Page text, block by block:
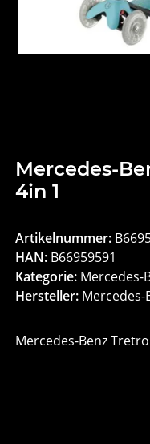
Mercedes-
4in 1
Artikelnummer:
HAN: B66959591
Kategorie: Mercedes-
Hersteller: Mercedes-
Mercedes-Benz